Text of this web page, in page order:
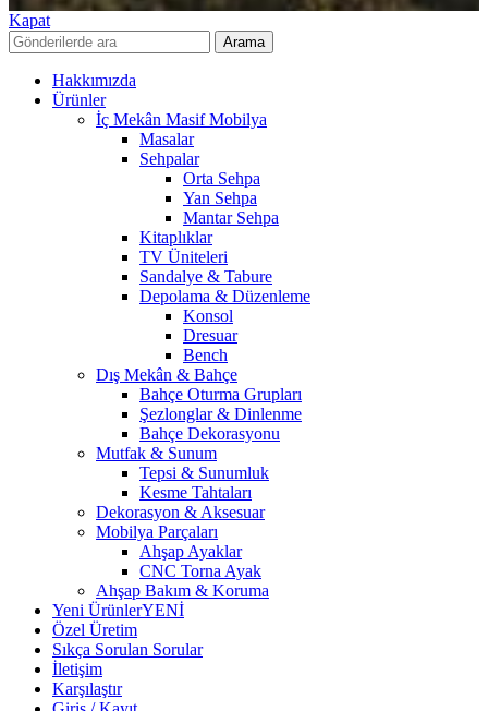
Kapat
Arama
Hakkımızda
Ürünler
İç Mekân Masif Mobilya
Masalar
Sehpalar
Orta Sehpa
Yan Sehpa
Mantar Sehpa
Kitaplıklar
TV Üniteleri
Sandalye & Tabure
Depolama & Düzenleme
Konsol
Dresuar
Bench
Dış Mekân & Bahçe
Bahçe Oturma Grupları
Şezlonglar & Dinlenme
Bahçe Dekorasyonu
Mutfak & Sunum
Tepsi & Sunumluk
Kesme Tahtaları
Dekorasyon & Aksesuar
Mobilya Parçaları
Ahşap Ayaklar
CNC Torna Ayak
Ahşap Bakım & Koruma
Yeni ÜrünlerYENİ
Özel Üretim
Sıkça Sorulan Sorular
İletişim
Karşılaştır